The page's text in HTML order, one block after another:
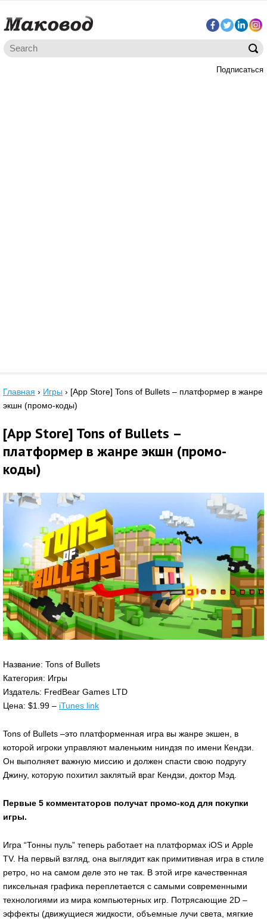
Подписаться
Главная › Игры › [App Store] Tons of Bullets – платформер в жанре
экшн (промо-коды)
[App Store] Tons of Bullets –
платформер в жанре экшн (промо-
коды)
Название: Tons of Bullets
Категория: Игры
Издатель: FredBear Games LTD
Цена: $1.99 – iTunes link
Tons of Bullets –это платформенная игра вы жанре экшен, в
которой игроки управляют маленьким ниндзя по имени Кендзи.
Он выполняет важную миссию и должен спасти свою подругу
Джину, которую похитил заклятый враг Кендзи, доктор Мэд.
Первые 5 комментаторов получат промо-код для покупки
игры.
Игра “Тонны пуль” теперь работает на платформах iOS и Apple
TV. На первый взгляд, она выглядит как примитивная игра в стиле
ретро, но на самом деле это не так. В этой игре качественная
пиксельная графика переплетается с самыми современными
технологиями из мира компьютерных игр. Потрясающие 2D –
эффекты (движущиеся жидкости, объемные лучи света, мягкие